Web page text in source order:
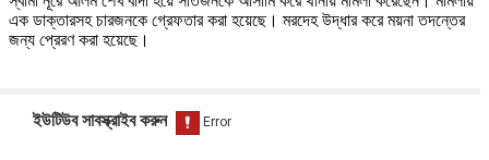
এক ডাক্তারসহ চারজনকে গ্রেফতার করা হয়েছে। মরদেহ উদ্ধার করে ময়না তদন্তের
জন্য প্রেরণ করা হয়েছে।
ইউটিউব সাবস্ক্রাইব করুন